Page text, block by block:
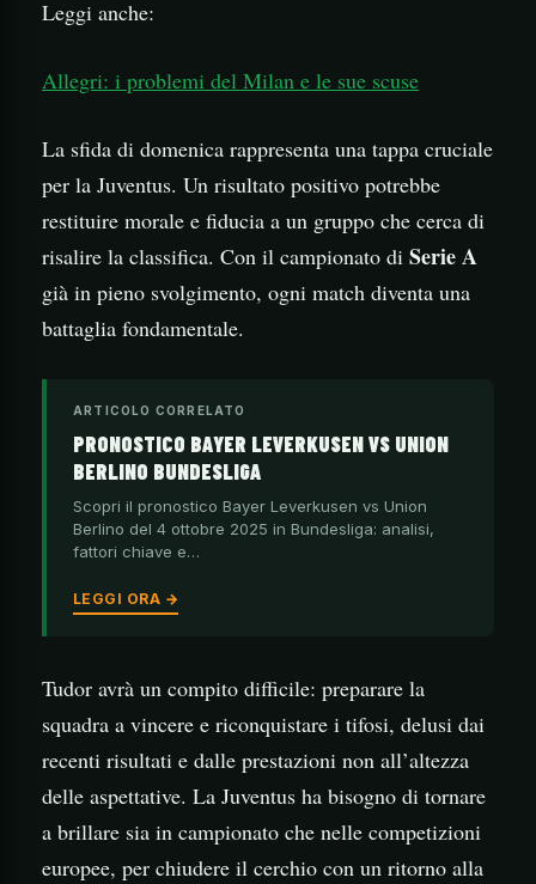
Leggi anche:
Allegri: i problemi del Milan e le sue scuse
La sfida di domenica rappresenta una tappa cruciale
per la Juventus. Un risultato positivo potrebbe
restituire morale e fiducia a un gruppo che cerca di
risalire la classifica. Con il campionato di Serie A
già in pieno svolgimento, ogni match diventa una
battaglia fondamentale.
ARTICOLO CORRELATO
PRONOSTICO BAYER LEVERKUSEN VS UNION
BERLINO BUNDESLIGA
Scopri il pronostico Bayer Leverkusen vs Union
Berlino del 4 ottobre 2025 in Bundesliga: analisi,
fattori chiave e…
LEGGI ORA →
Tudor avrà un compito difficile: preparare la
squadra a vincere e riconquistare i tifosi, delusi dai
recenti risultati e dalle prestazioni non all’altezza
delle aspettative. La Juventus ha bisogno di tornare
a brillare sia in campionato che nelle competizioni
europee, per chiudere il cerchio con un ritorno alla